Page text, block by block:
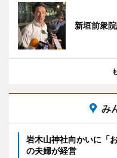
新垣前衆
み
岩木山神社向かいに「
の夫婦が経営